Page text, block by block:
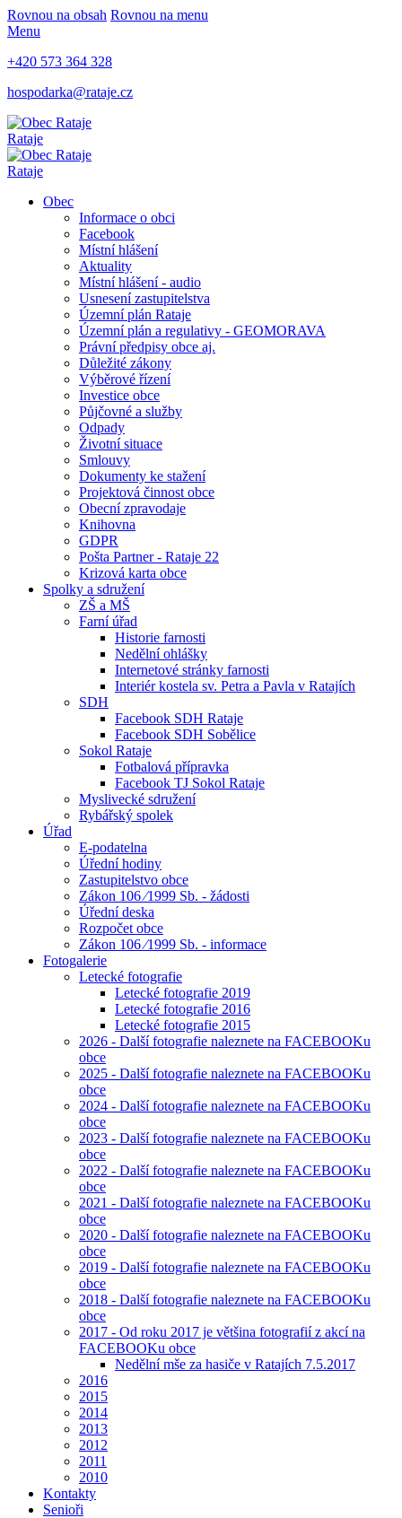
Rovnou na obsah Rovnou na menu
Menu
+420 573 364 328
hospodarka@rataje.cz
Rataje
Rataje
Obec
Informace o obci
Facebook
Místní hlášení
Aktuality
Místní hlášení - audio
Usnesení zastupitelstva
Územní plán Rataje
Územní plán a regulativy - GEOMORAVA
Právní předpisy obce aj.
Důležité zákony
Výběrové řízení
Investice obce
Půjčovné a služby
Odpady
Životní situace
Smlouvy
Dokumenty ke stažení
Projektová činnost obce
Obecní zpravodaje
Knihovna
GDPR
Pošta Partner - Rataje 22
Krizová karta obce
Spolky a sdružení
ZŠ a MŠ
Farní úřad
Historie farnosti
Nedělní ohlášky
Internetové stránky farnosti
Interiér kostela sv. Petra a Pavla v Ratajích
SDH
Facebook SDH Rataje
Facebook SDH Sobělice
Sokol Rataje
Fotbalová přípravka
Facebook TJ Sokol Rataje
Myslivecké sdružení
Rybářský spolek
Úřad
E-podatelna
Úřední hodiny
Zastupitelstvo obce
Zákon 106 ⁄1999 Sb. - žádosti
Úřední deska
Rozpočet obce
Zákon 106 ⁄1999 Sb. - informace
Fotogalerie
Letecké fotografie
Letecké fotografie 2019
Letecké fotografie 2016
Letecké fotografie 2015
2026 - Další fotografie naleznete na FACEBOOKu
obce
2025 - Další fotografie naleznete na FACEBOOKu
obce
2024 - Další fotografie naleznete na FACEBOOKu
obce
2023 - Další fotografie naleznete na FACEBOOKu
obce
2022 - Další fotografie naleznete na FACEBOOKu
obce
2021 - Další fotografie naleznete na FACEBOOKu
obce
2020 - Další fotografie naleznete na FACEBOOKu
obce
2019 - Další fotografie naleznete na FACEBOOKu
obce
2018 - Další fotografie naleznete na FACEBOOKu
obce
2017 - Od roku 2017 je většina fotografií z akcí na
FACEBOOKu obce
Nedělní mše za hasiče v Ratajích 7.5.2017
2016
2015
2014
2013
2012
2011
2010
Kontakty
Senioři